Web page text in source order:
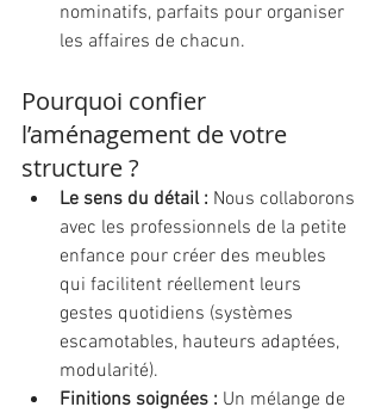
nominatifs, parfaits pour organiser
les affaires de chacun.
Pourquoi confier
l’aménagement de votre
structure ?
Le sens du détail : Nous collaborons
avec les professionnels de la petite
enfance pour créer des meubles
qui facilitent réellement leurs
gestes quotidiens (systèmes
escamotables, hauteurs adaptées,
modularité).
Finitions soignées : Un mélange de